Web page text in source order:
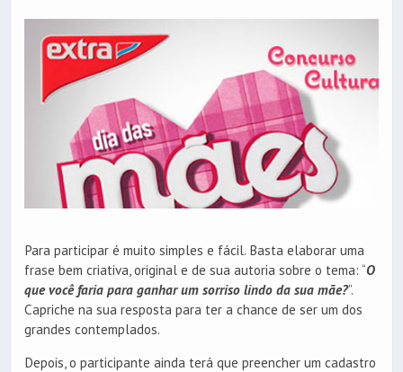
Para participar é muito simples e fácil. Basta elaborar uma
frase bem criativa, original e de sua autoria sobre o tema: “O
que você faria para ganhar um sorriso lindo da sua mãe?”.
Capriche na sua resposta para ter a chance de ser um dos
grandes contemplados.
Depois, o participante ainda terá que preencher um cadastro